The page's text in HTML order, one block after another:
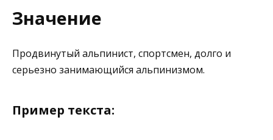
Значение
Продвинутый альпинист, спортсмен, долго и
серьезно занимающийся альпинизмом.
Пример текста: